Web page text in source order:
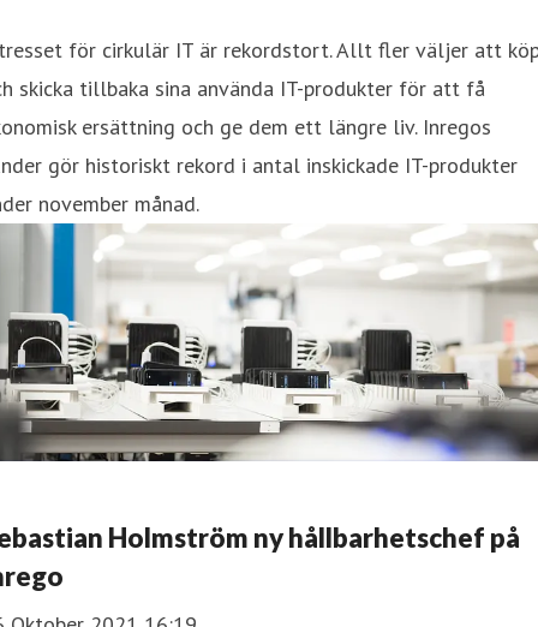
för cirkulär IT är rekordstort. Allt fler väljer att
skicka tillbaka sina använda IT-produkter för att få
ersättning och ge dem ett längre liv. Inregos
gör historiskt rekord i antal inskickade IT-produkter
november månad.
Holmström ny hållbarhetschef på